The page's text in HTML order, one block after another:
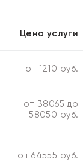
Цена услуги
от 1210 руб.
от 38065 до
58050 руб.
от 64555 руб.